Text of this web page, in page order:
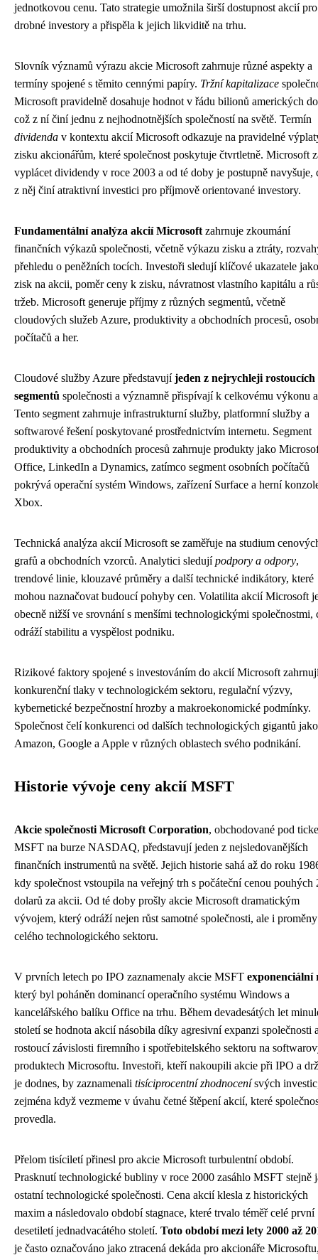
jednotkovou cenu. Tato strategie umožnila širší dostupnost akcií pro
drobné investory a přispěla k jejich likviditě na trhu.
Slovník významů výrazu akcie Microsoft zahrnuje různé aspekty a
termíny spojené s těmito cennými papíry. Tržní kapitalizace
Microsoft pravidelně dosahuje hodnot v řádu bilionů amerických
což z ní činí jednu z nejhodnotnějších společností na světě. Termín
dividenda v kontextu akcií Microsoft odkazuje na pravidelné
zisku akcionářům, které společnost poskytuje čtvrtletně. Microsoft
vyplácet dividendy v roce 2003 a od té doby je postupně navyšuje,
z něj činí atraktivní investici pro příjmově orientované investory.
Fundamentální analýza akcií Microsoft zahrnuje zkoumání
finančních výkazů společnosti, včetně výkazu zisku a ztráty,
přehledu o peněžních tocích. Investoři sledují klíčové ukazatele
zisk na akcii, poměr ceny k zisku, návratnost vlastního kapitálu a
tržeb. Microsoft generuje příjmy z různých segmentů, včetně
cloudových služeb Azure, produktivity a obchodních procesů,
počítačů a her.
Cloudové služby Azure představujíjeden z nejrychleji rostoucích
segmentů společnosti a významně přispívají k celkovému výkonu
Tento segment zahrnuje infrastrukturní služby, platformní služby a
softwarové řešení poskytované prostřednictvím internetu. Segment
produktivity a obchodních procesů zahrnuje produkty jako
Office, LinkedIn a Dynamics, zatímco segment osobních počítačů
pokrývá operační systém Windows, zařízení Surface a herní
Xbox.
Technická analýza akcií Microsoft se zaměřuje na studium
grafů a obchodních vzorců. Analytici sledujípodpory a odpory,
trendové linie, klouzavé průměry a další technické indikátory, které
mohou naznačovat budoucí pohyby cen. Volatilita akcií Microsoft
obecně nižší ve srovnání s menšími technologickými společnostmi,
odráží stabilitu a vyspělost podniku.
Rizikové faktory spojené s investováním do akcií Microsoft
konkurenční tlaky v technologickém sektoru, regulační výzvy,
kybernetické bezpečnostní hrozby a makroekonomické podmínky.
Společnost čelí konkurenci od dalších technologických gigantů jako
Amazon, Google a Apple v různých oblastech svého podnikání.
Historie vývoje ceny akcií MSFT
Akcie společnosti Microsoft Corporation, obchodované pod
MSFT na burze NASDAQ, představují jeden z nejsledovanějších
finančních instrumentů na světě. Jejich historie sahá až do roku
kdy společnost vstoupila na veřejný trh s počáteční cenou pouhých
dolarů za akcii. Od té doby prošly akcie Microsoft dramatickým
vývojem, který odráží nejen růst samotné společnosti, ale i proměny
celého technologického sektoru.
V prvních letech po IPO zaznamenaly akcie MSFT exponenciální
který byl poháněn dominancí operačního systému Windows a
kancelářského balíku Office na trhu. Během devadesátých let
století se hodnota akcií násobila díky agresivní expanzi společnosti
rostoucí závislosti firemního i spotřebitelského sektoru na
produktech Microsoftu. Investoři, kteří nakoupili akcie při IPO a
je dodnes, by zaznamenali tisíciprocentní zhodnocenísvých
zejména když vezmeme v úvahu četné štěpení akcií, které
provedla.
Přelom tisíciletí přinesl pro akcie Microsoft turbulentní období.
Prasknutí technologické bubliny v roce 2000 zasáhlo MSFT stejně
ostatní technologické společnosti. Cena akcií klesla z historických
maxim a následovalo období stagnace, které trvalo téměř celé první
desetiletí jednadvacátého století. Toto období mezi lety 2000 až
je často označováno jako ztracená dekáda pro akcionáře